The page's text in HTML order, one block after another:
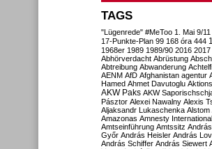
TAGS
"Lügenrede" #MeToo 1. Mai 9/11
17-Punkte-Plan 99 168 óra 444
1968er 1989 1989/90 2016 2017
Abhörverdacht Abrüstung
Abtreibung Abwanderung
AENM AfD Afghanistan agentur
Hamed Ahmet Davutoglu
AKW Paks AKW
Pásztor Alexei Nawalny Alexis
Aljaksandr Lukaschenka Alstom
Amazonas Amnesty International
Amtseinführung Amtssitz
Győr András Heisler András
András Schiffer András Siewert